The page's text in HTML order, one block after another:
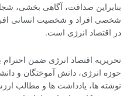
بنابراین صداقت، آگاهی بخشی،
شخصی افراد و شخصیت انسانی
در اقتصاد انرژی است.
تحریریه اقتصاد انرژی ضمن
حوزه انرژی، دانش آموختگان و
نوشته ها، یادداشت ها و مطالب